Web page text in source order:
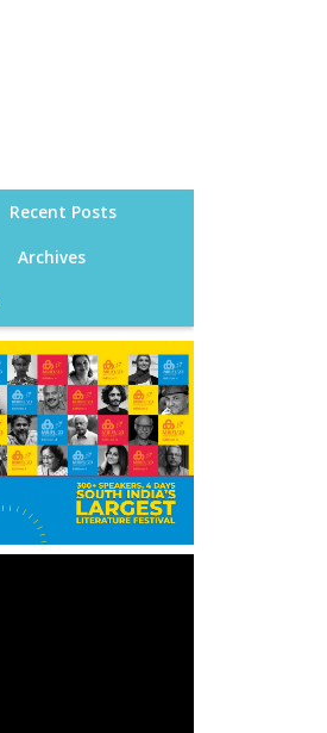
Recent Posts
Archives